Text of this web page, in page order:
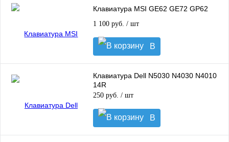
Клавиатура MSI GE62 GE72 GP62
1 100 руб. / шт
В
корзину
Клавиатура Dell N5030 N4030 N4010
14R
250 руб. / шт
В
корзину